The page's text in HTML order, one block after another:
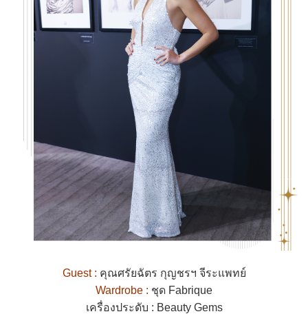
Guest : คุณศรัยฉัตร กุญชรฯ จีระแพทย์
Wardrobe : ชุด Fabrique
เครื่องประดับ : Beauty Gems